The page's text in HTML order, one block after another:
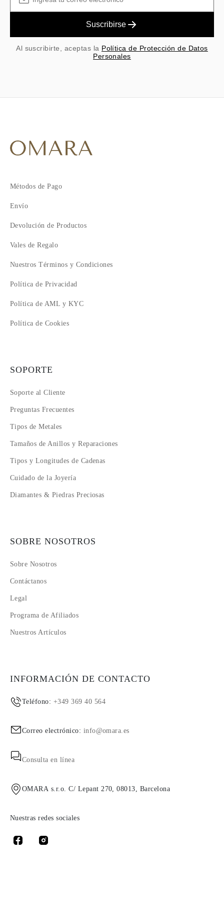
Suscribirse
Al suscribirte, aceptas la Política de Protección de Datos
Personales
Métodos de Pago
Envío
Devolución de Productos
Vales de Regalo
Nuestros Términos y Condiciones
Política de Privacidad
Política de AML y KYC
Política de Cookies
SOPORTE
Soporte al Cliente
Preguntas Frecuentes
Tipos de Metales
Tamaños de Anillos y Reparaciones
Tipos y Longitudes de Cadenas
Cuidado de la Joyería
Diamantes & Piedras Preciosas
SOBRE NOSOTROS
Sobre Nosotros
Contáctanos
Legal
Programa de Afiliados
Nuestros Artículos
INFORMACIÓN DE CONTACTO
Teléfono: +349 369 40 564
Correo electrónico: info@omara.es
Consulta en línea
OMARA s.r.o. C/ Lepant 270, 08013, Barcelona
Nuestras redes sociales